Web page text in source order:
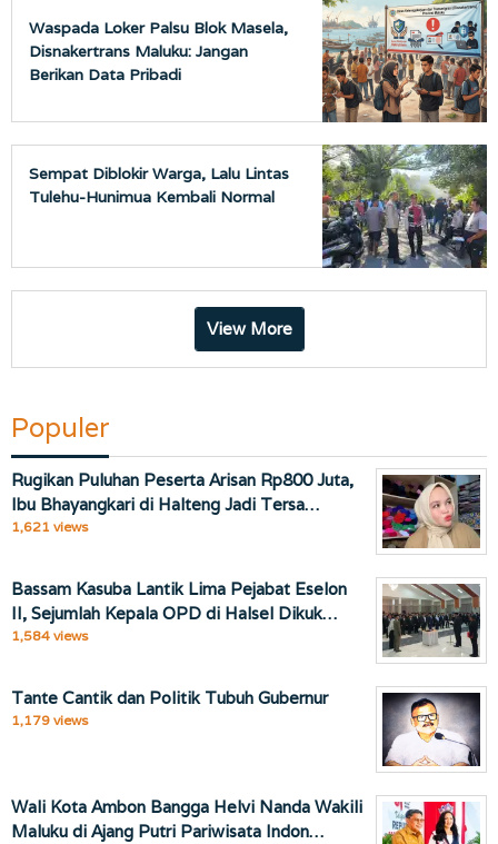
Waspada Loker Palsu Blok Masela,
Disnakertrans Maluku: Jangan
Berikan Data Pribadi
Sempat Diblokir Warga, Lalu Lintas
Tulehu-Hunimua Kembali Normal
View More
Populer
Rugikan Puluhan Peserta Arisan Rp800 Juta,
Ibu Bhayangkari di Halteng Jadi Tersa…
1,621 views
Bassam Kasuba Lantik Lima Pejabat Eselon
II, Sejumlah Kepala OPD di Halsel Dikuk…
1,584 views
Tante Cantik dan Politik Tubuh Gubernur
1,179 views
Wali Kota Ambon Bangga Helvi Nanda Wakili
Maluku di Ajang Putri Pariwisata Indon…